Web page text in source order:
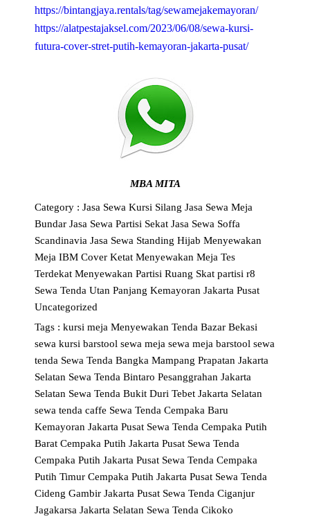
https://bintangjaya.rentals/tag/sewamejakemayoran/
https://alatpestajaksel.com/2023/06/08/sewa-kursi-
futura-cover-stret-putih-kemayoran-jakarta-pusat/
MBA MITA
Category : Jasa Sewa Kursi SilangJasa Sewa Meja
BundarJasa Sewa Partisi SekatJasa Sewa Soffa
ScandinaviaJasa Sewa Standing HijabMenyewakan
Meja IBM Cover KetatMenyewakan Meja Tes
TerdekatMenyewakan Partisi Ruang Skatpartisi r8
Sewa Tenda Utan Panjang Kemayoran Jakarta Pusat
Uncategorized
Tags : kursimejaMenyewakan Tenda Bazar Bekasi
sewa kursi barstoolsewa mejasewa meja barstoolsewa
tenda Sewa Tenda Bangka Mampang Prapatan Jakarta
Selatan Sewa Tenda Bintaro Pesanggrahan Jakarta
Selatan Sewa Tenda Bukit Duri Tebet Jakarta Selatan
sewa tenda caffe Sewa Tenda Cempaka Baru
Kemayoran Jakarta Pusat Sewa Tenda Cempaka Putih
Barat Cempaka Putih Jakarta Pusat Sewa Tenda
Cempaka Putih Jakarta Pusat Sewa Tenda Cempaka
Putih Timur Cempaka Putih Jakarta Pusat Sewa Tenda
Cideng Gambir Jakarta Pusat Sewa Tenda Ciganjur
Jagakarsa Jakarta Selatan Sewa Tenda Cikoko